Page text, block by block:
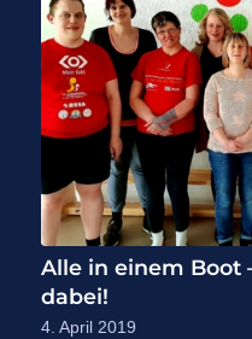
Alle in einem Boot
dabei!
4. April 2019